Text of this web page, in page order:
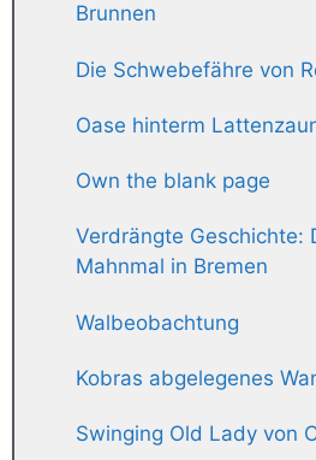
Brunnen
Die Schwebefähre von
Oase hinterm
Own the blank page
Verdrängte Geschichte:
Mahnmal in Bremen
Walbeobachtung
Kobras abgelegenes
Swinging Old Lady von